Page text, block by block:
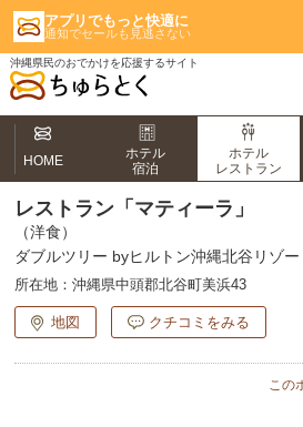
アプリでもっと快適に
通知でセールも見逃さない
沖縄県民のおでかけを応援するサイト
HOME
ホテル
宿泊
ホテル
レストラン
レストラン「マティーラ」
（洋食）
ダブルツリー byヒルトン沖縄北谷リゾー
所在地： 沖縄県中頭郡北谷町美浜43
地図 クチコミをみる
この